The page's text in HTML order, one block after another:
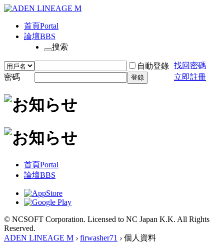
首頁Portal
論壇BBS
搜索
自動登錄 找回密碼
密碼
登錄 立即註冊
首頁Portal
論壇BBS
© NCSOFT Corporation. Licensed to NC Japan K.K. All Rights
Reserved.
ADEN LINEAGE M › firwasher71 › 個人資料